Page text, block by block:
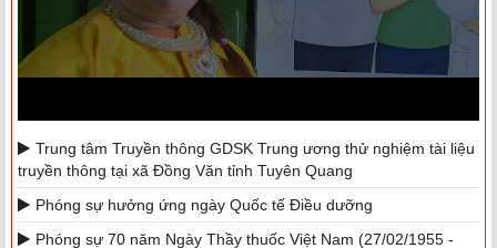
Trung tâm Truyền thông GDSK Trung ương thử nghiệm tài liệu
truyền thông tại xã Đồng Văn tỉnh Tuyên Quang
Phóng sự hưởng ứng ngày Quốc tế Điều dưỡng
Phóng sự 70 năm Ngày Thầy thuốc Việt Nam (27/02/1955 -